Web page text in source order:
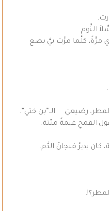
النَّوم.
مرَّةً، كلَّما مرَّت بيَّ بضع
رضيعيَ الــ”بن ختي”.
القمحِ غيمةً ميّتة.
يديرُ فنجانَ الدَّم.